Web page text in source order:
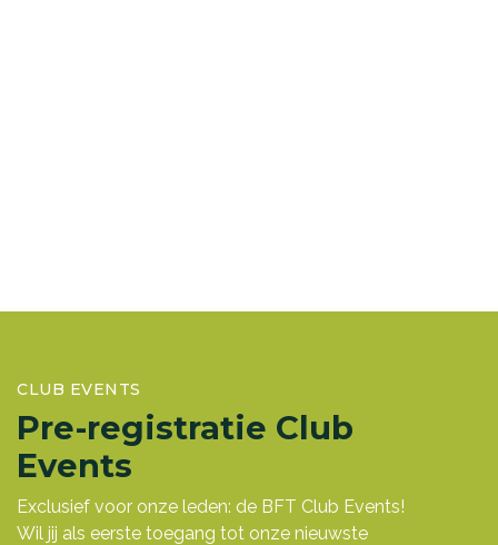
CLUB EVENTS
Pre-registratie Club
Events
Exclusief voor onze leden: de BFT Club Events!
Wil jij als eerste toegang tot onze nieuwste